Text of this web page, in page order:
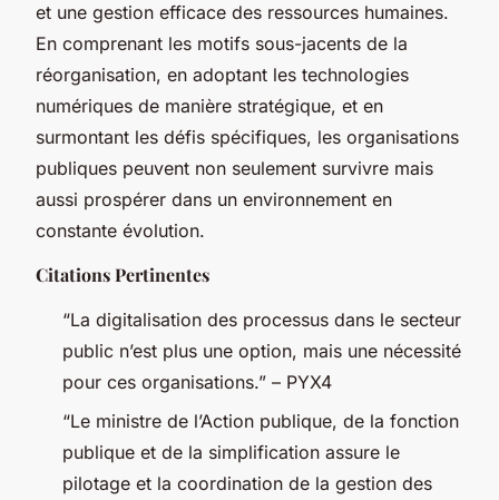
et une gestion efficace des ressources humaines.
En comprenant les motifs sous-jacents de la
réorganisation, en adoptant les technologies
numériques de manière stratégique, et en
surmontant les défis spécifiques, les organisations
publiques peuvent non seulement survivre mais
aussi prospérer dans un environnement en
constante évolution.
Citations Pertinentes
“La digitalisation des processus dans le secteur
public n’est plus une option, mais une nécessité
pour ces organisations.” – PYX4
“Le ministre de l’Action publique, de la fonction
publique et de la simplification assure le
pilotage et la coordination de la gestion des